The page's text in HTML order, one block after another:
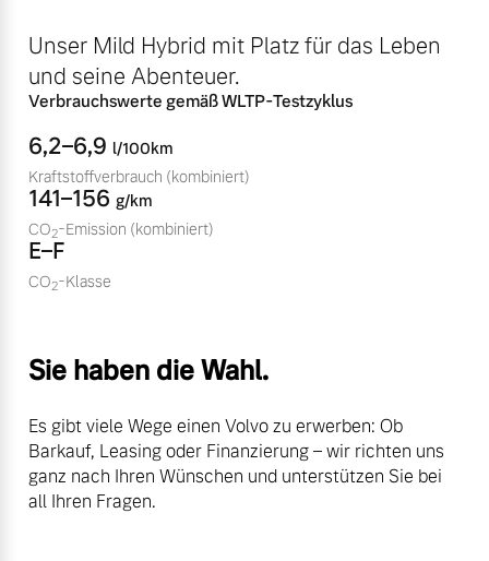
Fahrzeug konfigurieren
Sofort verfügbare Fahrzeuge
Volvo Selekt
Editionsmodelle
Jetzt kennenlernen
Vielzahl von Original
Volvo Winter- und
Sommer Kompletträder.
Mehr erfahren
saisonalen Angebote.
Finanzierung & Leasing
Unser Mild Hybrid mit Platz für das Leben
und seine Abenteuer.
Verbrauchswerte gemäß WLTP-Testzyklus
6,2–6,9 l/100km
Kraftstoffverbrauch (kombiniert)
141–156 g/km
CO2-Emission (kombiniert)
E–F
CO2-Klasse
Sie haben die Wahl.
Es gibt viele Wege einen Volvo zu erwerben: Ob
Barkauf, Leasing oder Finanzierung – wir richten uns
ganz nach Ihren Wünschen und unterstützen Sie bei
all Ihren Fragen.